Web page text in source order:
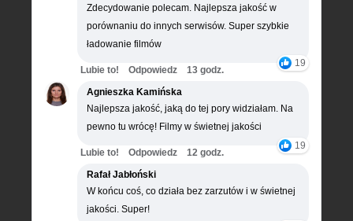
Zdecydowanie polecam. Najlepsza jakość w
porównaniu do innych serwisów. Super szybkie
ładowanie filmów
19
Lubie to! Odpowiedz
13 godz.
Agnieszka Kamińska
Najlepsza jakość, jaką do tej pory widziałam. Na
pewno tu wrócę! Filmy w świetnej jakości
19
Lubie to! Odpowiedz
12 godz.
Rafał Jabłoński
W końcu coś, co działa bez zarzutów i w świetnej
jakości. Super!